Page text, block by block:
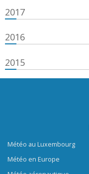
2017
2016
2015
Météo au Luxembourg
Météo en Europe